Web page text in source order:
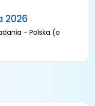
2026
- Polska (o